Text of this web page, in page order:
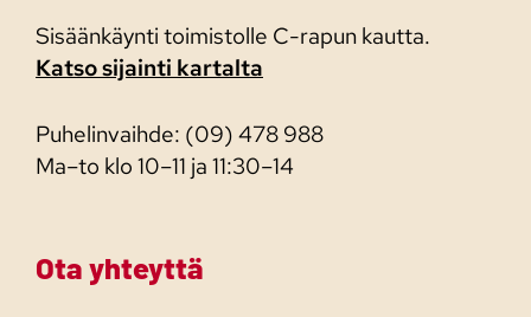
Sisäänkäynti toimistolle C-rapun kautta.
Katso sijainti kartalta
Puhelinvaihde: (09) 478 988
Ma–to klo 10–11 ja 11:30–14
Ota yhteyttä